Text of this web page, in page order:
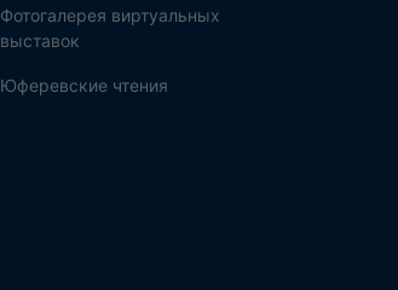
Фотогалерея виртуальных
выставок
Юферевские чтения